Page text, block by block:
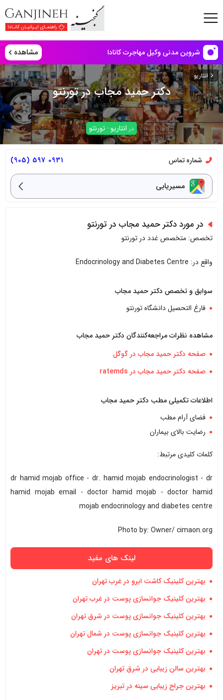
شروین مدنی وکیل مهاجرت کانادا مشاهده
انتاریو
دکتر حمید مجاب در تورنتو
در انتاریو - تورنتو
شماره تماس 0931 597 (905)
مسیریابی
در مورد دکتر حمید مجاب در تورنتو
تخصص: متخصص غدد در تورنتو
واقع در: Endocrinology and Diabetes Centre
سوابق و تخصص دکتر حمید مجاب
فارغ التحصیل دانشگاه تورنتو
مشاهده نظرات مراجعه‌کنندگان دکتر حمید مجاب
صفحه دکتر حمید مجاب در گوگل
صفحه دکتر حمید مجاب در ratemds
اطلاعات تکمیلی مطب دکتر حمید مجاب
فضای آرام مطب
رضایت بالای بیماران
کلمات کلیدی مرتبط:
dr hamid mojab office - dr. hamid mojab endocrinologist - dr
hamid mojab email - doctor hamid mojab - doctor hamid
mojab endocrinology and diabetes centre
Photo by: Owner/ cimaon.org
لینک های مفید
بهترین کلینیک کاشت ابرو در غرب تهران
بهترین کلینیک جوانسازی پوست در غرب تهران
بهترین کلینیک جوانسازی پوست در شرق تهران
بهترین کلینیک جوانسازی پوست در شمال تهران
بهترین کلینیک جوانسازی پوست در تهران
بهترین سالن زیبایی در شرق تهران
بهترین جراح زیبایی سینه در تبریز